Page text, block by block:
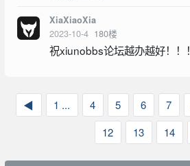
XiaXiaoXia
2023-10-4 180楼
祝xiunobbs论坛越办越好！！！
◀ 1 ... 4 5 6 7
12
13 14